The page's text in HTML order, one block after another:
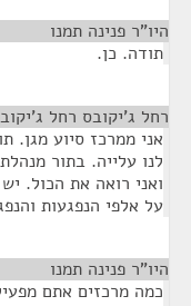
היו"ר פנינה תמנו
תודה. כן.
רחל ג'יקובס רחל
אני ממרכז סיוע מגן.
לנו עלייה. בתור
ואני רואה את הכול.
על אלפי הנפגעות
היו"ר פנינה תמנו
כמה מרכזים אתם